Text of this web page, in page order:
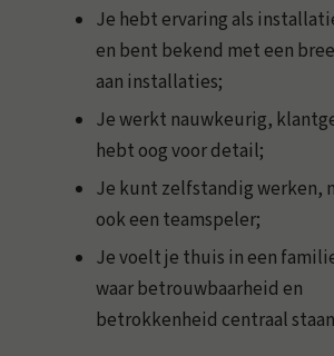
Je hebt ervaring als
en bent bekend met een
aan installaties;
Je werkt nauwkeurig,
hebt oog voor detail;
Je kunt zelfstandig werken,
ook een teamspeler;
Je voelt je thuis in een
waar betrouwbaarheid en
betrokkenheid centraal